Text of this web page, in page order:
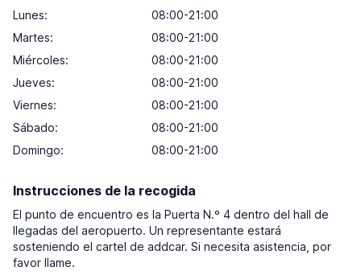
Lunes:
08:00-21:00
Martes:
08:00-21:00
Miércoles:
08:00-21:00
Jueves:
08:00-21:00
Viernes:
08:00-21:00
Sábado:
08:00-21:00
Domingo: 08:00-21:00
Instrucciones de la recogida
El punto de encuentro es la Puerta N.º 4 dentro del hall de
llegadas del aeropuerto. Un representante estará
sosteniendo el cartel de addcar. Si necesita asistencia, por
favor llame.